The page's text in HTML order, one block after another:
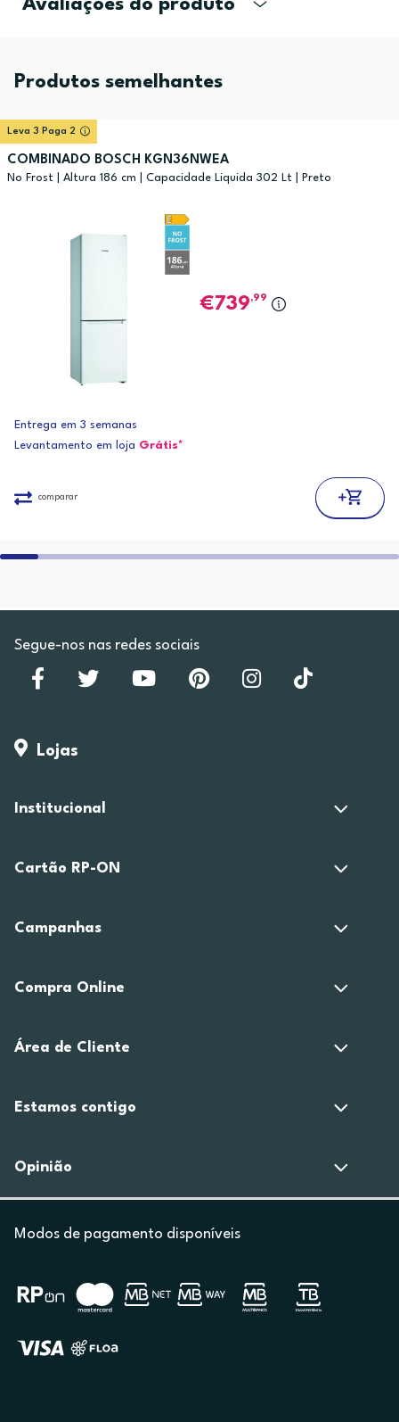
Avaliações do produto
Produtos semelhantes
Leva 3 Paga 2
COMBINADO BOSCH KGN36NWEA
No Frost | Altura 186 cm | Capacidade Liquida 302 Lt | Preto
739,99
Entrega em 3 semanas
Levantamento em loja Grátis*
comparar
Segue-nos nas redes sociais
Lojas
Institucional
Cartão RP-ON
Campanhas
Compra Online
Área de Cliente
Estamos contigo
Opinião
Modos de pagamento disponíveis